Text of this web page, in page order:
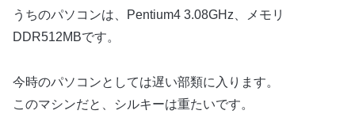
うちのパソコンは、Pentium4 3.08GHz、メモリ
DDR512MBです。
今時のパソコンとしては遅い部類に入ります。
このマシンだと、シルキーは重たいです。